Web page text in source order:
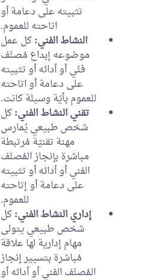
تثبيته على دعامة أو
اتاحته للعموم.
النشاط الفني:كل عمل
موضوعه إبداع مُصنّف
فنّي أو أدائه أو تثبيته
على دعامة أو اتاحته
للعموم بأيّة وسيلة كانت.
تقني النشاط الفني:كل
شخص طبيعي يُمارس
مهنة تقنيّة مُرتبطة
مباشرة بإنجاز المُصنّف
الفني أو أدائه أو تثبيته
على دعامة أو إتاحته
للعموم.
إداري النشاط الفني:كل
شخص طبيعي يتولى
مهام إدارية لها علاقة
مُباشرة بتسيير إنجاز
المُصنّف الفني أو أدائه أو